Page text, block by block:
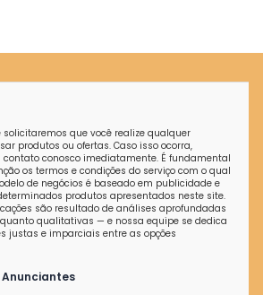
que você realize qualquer
produtos ou ofertas. Caso isso ocorra,
conosco imediatamente. É fundamental
os termos e condições do serviço com o qual
de negócios é baseado em publicidade e
produtos apresentados neste site.
são resultado de análises aprofundadas
qualitativas — e nossa equipe se dedica
justas e imparciais entre as opções